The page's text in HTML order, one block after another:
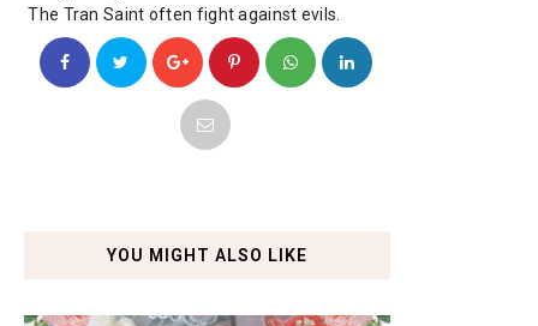
The Tran Saint often fight against evils.
YOU MIGHT ALSO LIKE